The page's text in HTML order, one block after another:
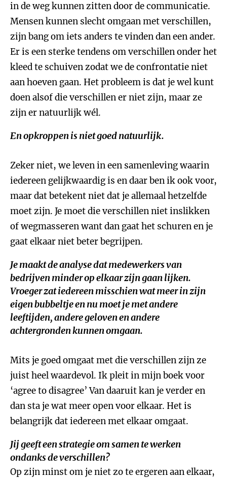
in de weg kunnen zitten door de communicatie.
Mensen kunnen slecht omgaan met verschillen,
zijn bang om iets anders te vinden dan een ander.
Er is een sterke tendens om verschillen onder het
kleed te schuiven zodat we de confrontatie niet
aan hoeven gaan. Het probleem is dat je wel kunt
doen alsof die verschillen er niet zijn, maar ze
zijn er natuurlijk wél.
En opkroppen is niet goed natuurlijk.
Zeker niet, we leven in een samenleving waarin
iedereen gelijkwaardig is en daar ben ik ook voor,
maar dat betekent niet dat je allemaal hetzelfde
moet zijn. Je moet die verschillen niet inslikken
of wegmasseren want dan gaat het schuren en je
gaat elkaar niet beter begrijpen.
Je maakt de analyse dat medewerkers van
bedrijven minder op elkaar zijn gaan lijken.
Vroeger zat iedereen misschien wat meer in zijn
eigen bubbeltje en nu moet je met andere
leeftijden, andere geloven en andere
achtergronden kunnen omgaan.
Mits je goed omgaat met die verschillen zijn ze
juist heel waardevol. Ik pleit in mijn boek voor
‘agree to disagree’ Van daaruit kan je verder en
dan sta je wat meer open voor elkaar. Het is
belangrijk dat iedereen met elkaar omgaat.
Jij geeft een strategie om samen te werken
ondanks de verschillen?
Op zijn minst om je niet zo te ergeren aan elkaar,